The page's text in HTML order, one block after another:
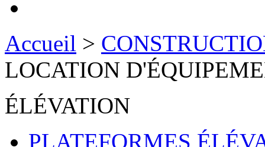
Accueil >
LOCATION
ÉLÉVATION
PLATEFORMES